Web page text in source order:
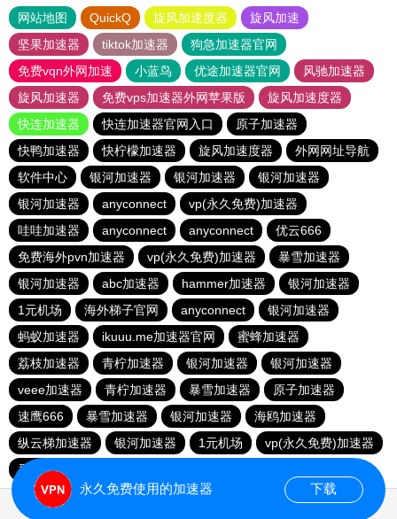
网站地图 QuickQ 旋风加速度器
旋风加速
坚果加速器
tiktok加速器
狗急加速器官网
免费vqn外网加速
小蓝鸟 优途加速器官网
风驰加速器
旋风加速器
免费vps加速器外网苹果版
旋风加速度器
快连加速器
快连加速器官网入口
原子加速器
快鸭加速器
快柠檬加速器 旋风加速度器
外网网址导航
软件中心
银河加速器 银河加速器
银河加速器
银河加速器
anyconnect
vp(永久免费)加速器
哇哇加速器
anyconnect anyconnect
优云666
免费海外pvn加速器
vp(永久免费)加速器
暴雪加速器
银河加速器
abc加速器 hammer加速器
银河加速器
1元机场
海外梯子官网 anyconnect
银河加速器
蚂蚁加速器
ikuuu.me加速器官网
蜜蜂加速器
荔枝加速器
青柠加速器 银河加速器
银河加速器
veee加速器
青柠加速器 暴雪加速器
原子加速器
速鹰666
暴雪加速器 银河加速器
海鸥加速器
纵云梯加速器
银河加速器 1元机场
vp(永久免费)加速器
番石榴加速器
永久免费使用的加速器 下载